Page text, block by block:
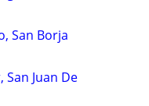
San Borja
San Juan De